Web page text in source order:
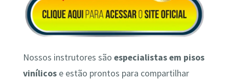
Nossos instrutores são especialistas em pisos
vinílicose estão prontos para compartilhar